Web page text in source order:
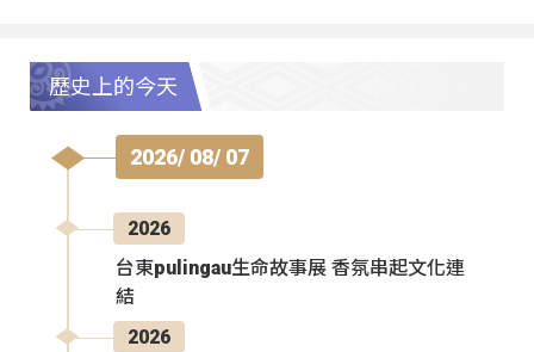
歷史上的今天
2026/ 08/ 07
2026
台東pulingau生命故事展 香氛串起文化連
結
2026